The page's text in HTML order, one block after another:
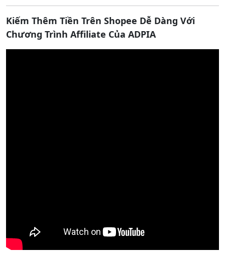
Kiếm Thêm Tiền Trên Shopee Dễ Dàng Với
Chương Trình Affiliate Của ADPIA